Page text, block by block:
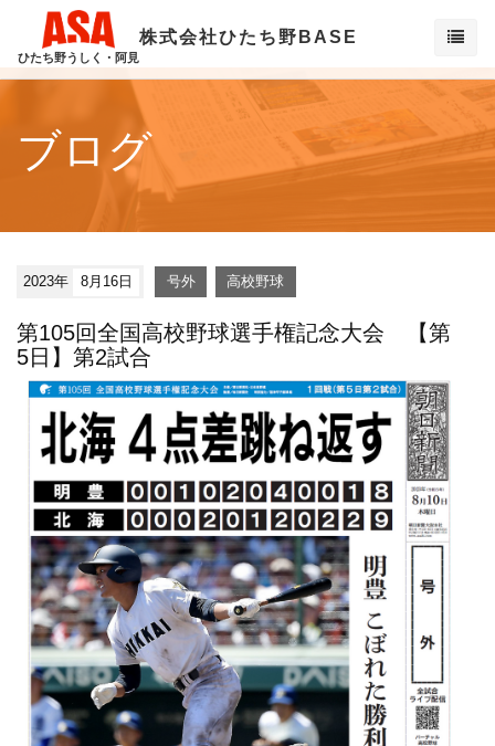
ひたち野うしく・阿見
株式会社ひたち野BASE
ブログ
2023年 8月16日 号外 高校野球
第105回全国高校野球選手権記念大会 【第
5日】第2試合